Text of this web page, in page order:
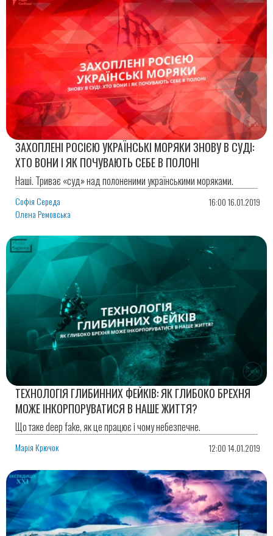
ЗАХОПЛЕНІ РОСІЄЮ УКРАЇНСЬКІ МОРЯКИ ЗНОВУ В СУДІ:
ХТО ВОНИ І ЯК ПОЧУВАЮТЬ СЕБЕ В ПОЛОНІ
Наші. Триває «суд» над полоненими українськими моряками.
Софія Середа
Олена Ремовська
16:00 16.01.2019
ТЕХНОЛОГІЯ ГЛИБИННИХ ФЕЙКІВ: ЯК ГЛИБОКО БРЕХНЯ
МОЖЕ ІНКОРПОРУВАТИСЯ В НАШЕ ЖИТТЯ?
Що таке deep fake, як це працює і чому небезпечне.
Марія Крючок 12:00 14.01.2019